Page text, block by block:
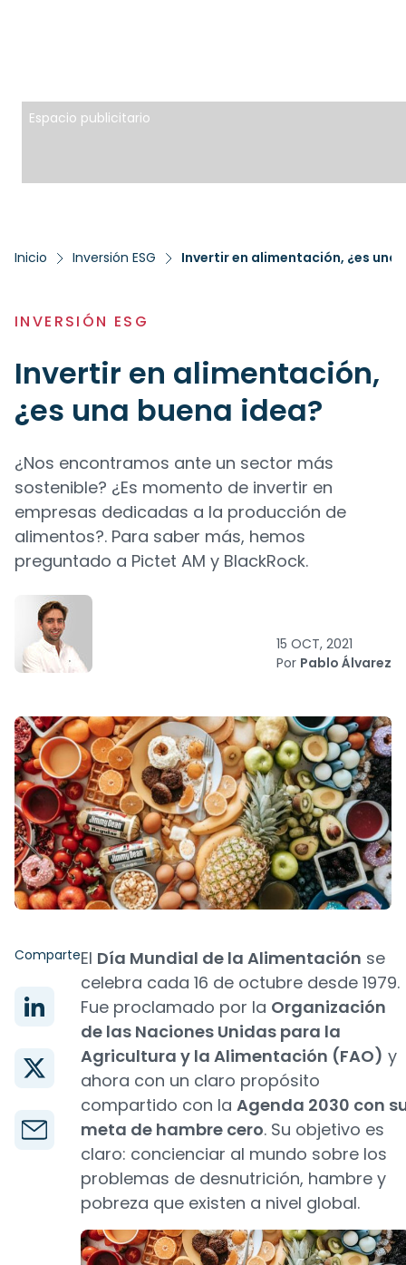
Espacio publicitario
Inicio Inversión ESG Invertir en alimentación, ¿es una
INVERSIÓN ESG
Invertir en alimentación,
¿es una buena idea?
¿Nos encontramos ante un sector más
sostenible? ¿Es momento de invertir en
empresas dedicadas a la producción de
alimentos?. Para saber más, hemos
preguntado a Pictet AM y BlackRock.
15 OCT, 2021
Por Pablo Álvarez
ComparteEl Día Mundial de la Alimentación se
celebra cada 16 de octubre desde 1979.
Fue proclamado por la Organización
de las Naciones Unidas para la
Agricultura y la Alimentación (FAO) y
ahora con un claro propósito
compartido con la Agenda 2030 con
meta de hambre cero. Su objetivo es
claro: concienciar al mundo sobre los
problemas de desnutrición, hambre y
pobreza que existen a nivel global.